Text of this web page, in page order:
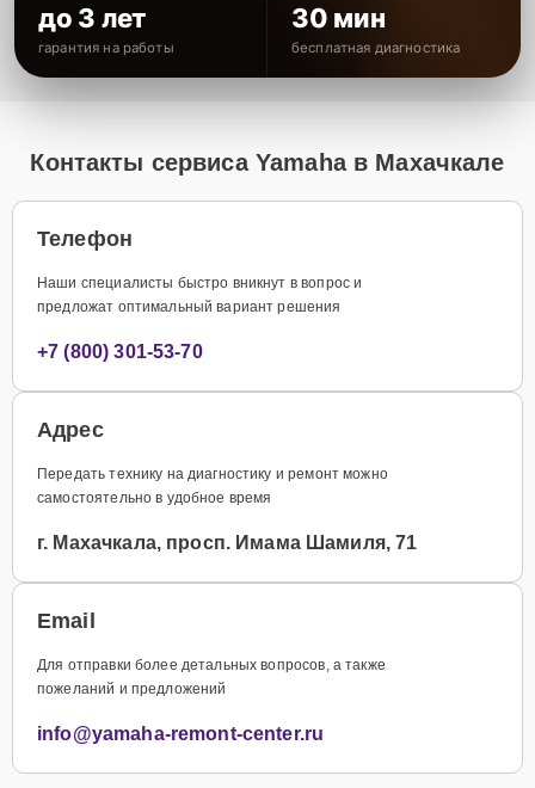
до 3 лет
гарантия на работы
30 мин
бесплатная диагностика
Контакты сервиса Yamaha в Махачкале
Телефон
Наши специалисты быстро вникнут в вопрос и
предложат оптимальный вариант решения
+7 (800) 301-53-70
Адрес
Передать технику на диагностику и ремонт можно
самостоятельно в удобное время
г. Махачкала, просп. Имама Шамиля, 71
Email
Для отправки более детальных вопросов, а также
пожеланий и предложений
info@yamaha-remont-center.ru